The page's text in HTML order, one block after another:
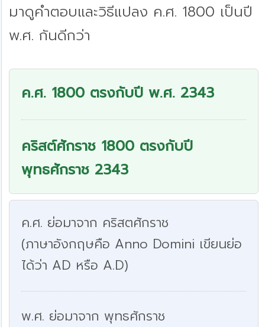
มาดูคำตอบและวิธีแปลง ค.ศ. 1800 เป็นปี
พ.ศ. กันดีกว่า
ค.ศ. 1800 ตรงกับปี พ.ศ. 2343
คริสต์ศักราช 1800 ตรงกับปี
พุทธศักราช 2343
ค.ศ. ย่อมาจาก คริสตศักราช
(ภาษาอังกฤษคือ Anno Domini เขียนย่อ
ได้ว่า AD หรือ A.D)
พ.ศ. ย่อมาจาก พุทธศักราช